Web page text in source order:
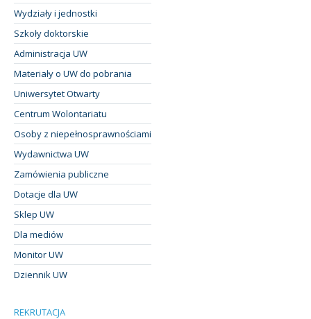
Wydziały i jednostki
Szkoły doktorskie
Administracja UW
Materiały o UW do pobrania
Uniwersytet Otwarty
Centrum Wolontariatu
Osoby z niepełnosprawnościami
Wydawnictwa UW
Zamówienia publiczne
Dotacje dla UW
Sklep UW
Dla mediów
Monitor UW
Dziennik UW
REKRUTACJA